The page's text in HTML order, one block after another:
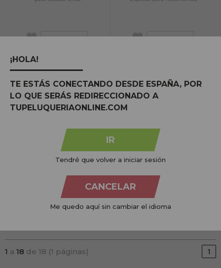
NO STOCK
Avise-me quando estiver
NO STOCK
Power Styler por Daroko
NO STOCK
Avise-me quando estiver
Conjunto Sibel de 2 bicos de secagem
NO STOCK
Avise-me quando estiver
1 a 18 de 18 (1 páginas) 1
¡HOLA!
TE ESTÁS CONECTANDO DESDE ESPAÑA, POR
LO QUE SERÁS REDIRECCIONADO A
TUPELUQUERIAONLINE.COM
IR
Tendré que volver a iniciar sesión
CANCELAR
Me quedo aquí sin cambiar el idioma